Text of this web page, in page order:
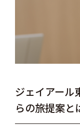
ジェイアール
らの旅提案と